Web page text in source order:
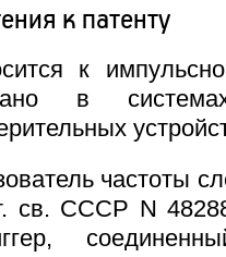
к патенту
к
в системах
частоты
св. СССР N